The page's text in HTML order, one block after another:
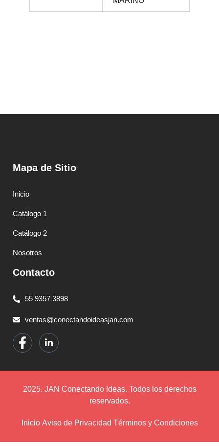
Mapa de Sitio
Inicio
Catálogo 1
Catálogo 2
Nosotros
Contacto
55 9357 3898
ventas@conectandoideasjan.com
2025. JAN Conectando Ideas. Todos los derechos
reservados.
Inicio Aviso de Privacidad Términos y Condiciones